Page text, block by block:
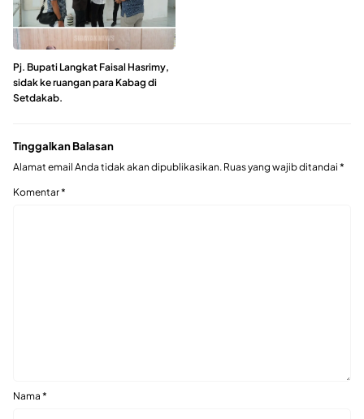
Pj. Bupati Langkat Faisal Hasrimy,
sidak ke ruangan para Kabag di
Setdakab.
Tinggalkan Balasan
Alamat email Anda tidak akan dipublikasikan. Ruas yang wajib ditandai *
Komentar*
Nama *